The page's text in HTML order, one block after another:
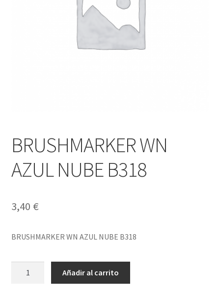
BRUSHMARKER WN
AZUL NUBE B318
3,40 €
BRUSHMARKER WN AZUL NUBE B318
Añadir al carrito